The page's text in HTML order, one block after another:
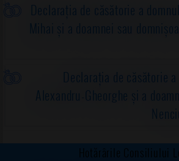
Declarația de căsătorie a
Mihai și a doamnei sau
Declarația de căsătorie
Alexandru-Gheorghe și a
Hotărârile Consiliului